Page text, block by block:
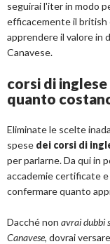
seguirai l'iter in modo
efficacemente il british
apprendere il valore in
Canavese.
corsi di inglese
quanto
Eliminate le scelte
spese dei corsi di
per parlarne. Da qui in
accademie certificate
confermare quanto
Dacché non avrai dubbi
Canavese, dovrai